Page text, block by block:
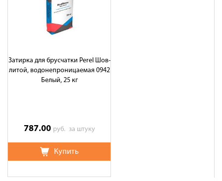
Затирка для брусчатки Perel Шов-
литой, водонепроницаемая 0942
Белый, 25 кг
787.00 руб. за штуку
Купить